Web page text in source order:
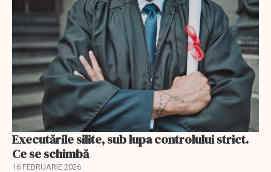
Executările silite, sub lupa controlului strict.
Ce se schimbă
16 FEBRUARIE 2026